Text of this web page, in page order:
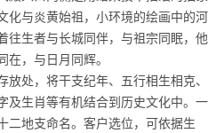
化与炎黄始祖，小环境的绘画中的河
往生者与长城同伴，与祖宗同眠，他
在，与日月同辉。
处，将干支纪年、五行相生相克、
及生肖等有机结合到历史文化中。一
二地支命名。客户选位，可依据生